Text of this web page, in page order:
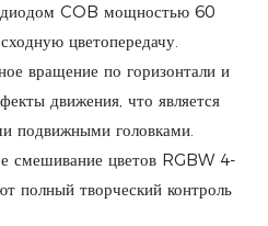
COB мощностью 60
цветопередачу.
вращение по горизонтали и
движения, что является
подвижными головками.
смешивание цветов RGBW 4-
полный творческий контроль